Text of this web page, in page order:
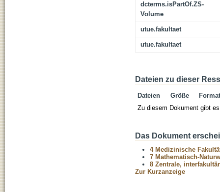
dcterms.isPartOf.ZS-
Volume
utue.fakultaet
utue.fakultaet
Dateien zu dieser
Dateien Größe
Format
Zu diesem Dokument gibt
Das Dokument
4 Medizinische
7 Mathematisch-
8 Zentrale,
Zur Kurzanzeige